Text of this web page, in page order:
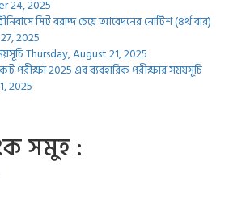
24, 2025
সিট বরাদ্দ চেয়ে আবেদনের নোটিশ (৪র্থ বার)
2025
Thursday, August 21, 2025
পরীক্ষা 2025 এর ব্যবহারিক পরীক্ষার সময়সূচি
2025
সমুহ :